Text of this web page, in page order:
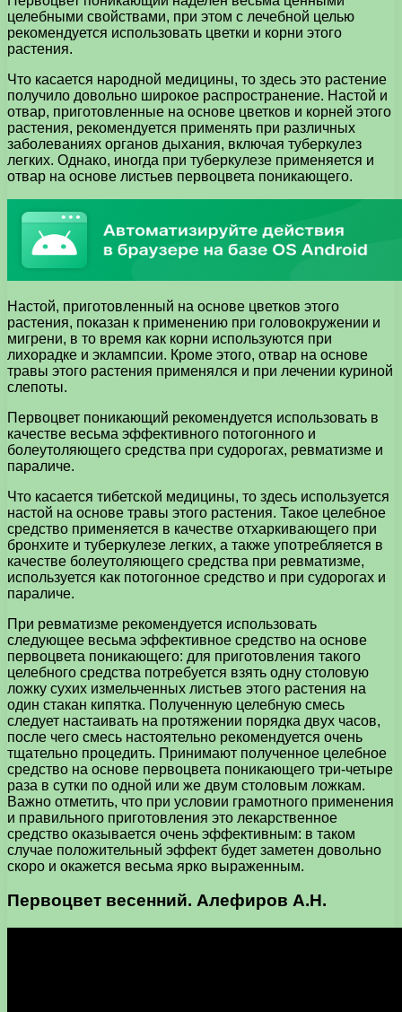
целебными свойствами, при этом с лечебной целью
рекомендуется использовать цветки и корни этого
растения.
Что касается народной медицины, то здесь это растение
получило довольно широкое распространение. Настой и
отвар, приготовленные на основе цветков и корней этого
растения, рекомендуется применять при различных
заболеваниях органов дыхания, включая туберкулез
легких. Однако, иногда при туберкулезе применяется и
отвар на основе листьев первоцвета поникающего.
Настой, приготовленный на основе цветков этого
растения, показан к применению при головокружении и
мигрени, в то время как корни используются при
лихорадке и эклампсии. Кроме этого, отвар на основе
травы этого растения применялся и при лечении куриной
слепоты.
Первоцвет поникающий рекомендуется использовать в
качестве весьма эффективного потогонного и
болеутоляющего средства при судорогах, ревматизме и
параличе.
Что касается тибетской медицины, то здесь используется
настой на основе травы этого растения. Такое целебное
средство применяется в качестве отхаркивающего при
бронхите и туберкулезе легких, а также употребляется в
качестве болеутоляющего средства при ревматизме,
используется как потогонное средство и при судорогах и
параличе.
При ревматизме рекомендуется использовать
следующее весьма эффективное средство на основе
первоцвета поникающего: для приготовления такого
целебного средства потребуется взять одну столовую
ложку сухих измельченных листьев этого растения на
один стакан кипятка. Полученную целебную смесь
следует настаивать на протяжении порядка двух часов,
после чего смесь настоятельно рекомендуется очень
тщательно процедить. Принимают полученное целебное
средство на основе первоцвета поникающего три-четыре
раза в сутки по одной или же двум столовым ложкам.
Важно отметить, что при условии грамотного применения
и правильного приготовления это лекарственное
средство оказывается очень эффективным: в таком
случае положительный эффект будет заметен довольно
скоро и окажется весьма ярко выраженным.
Первоцвет весенний. Алефиров А.Н.